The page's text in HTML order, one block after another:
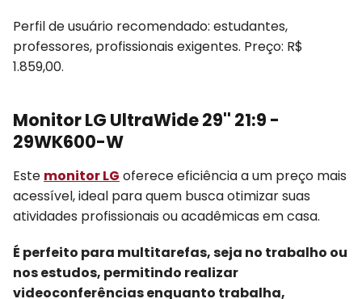
Perfil de usuário recomendado: estudantes,
professores, profissionais exigentes. Preço: R$
1.859,00.
Monitor LG UltraWide 29'' 21:9 -
29WK600-W
Este monitor LG oferece eficiência a um preço mais
acessível, ideal para quem busca otimizar suas
atividades profissionais ou acadêmicas em casa.
É perfeito para multitarefas, seja no trabalho ou
nos estudos, permitindo realizar
videoconferências enquanto trabalha,